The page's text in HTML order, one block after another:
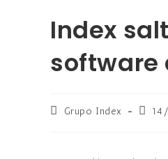
Index
software
Grupo Index